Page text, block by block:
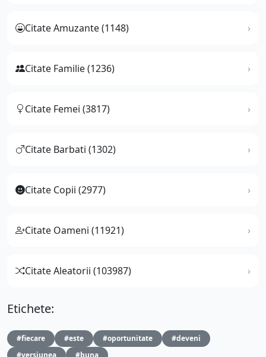
Citate Amuzante (1148)
Citate Familie (1236)
Citate Femei (3817)
Citate Barbati (1302)
Citate Copii (2977)
Citate Oameni (11921)
Citate Aleatorii (103987)
Etichete:
#fiecare #este #oportunitate
#deveni
#versiunea
#buna